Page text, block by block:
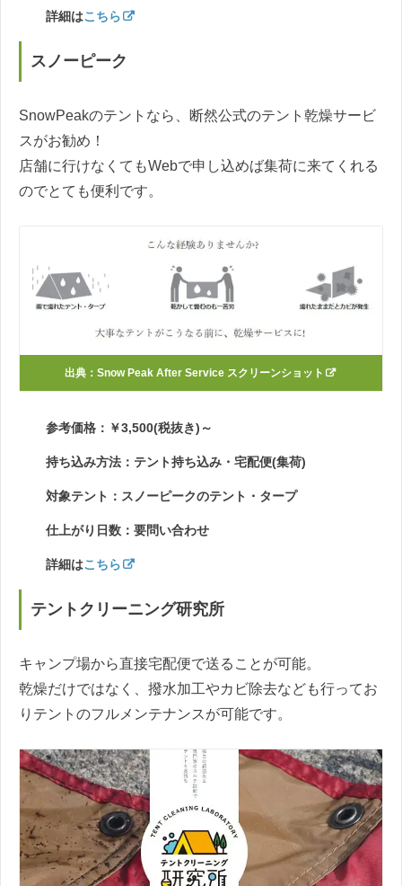
詳細はこちら
スノーピーク
SnowPeakのテントなら、断然公式のテント乾燥サービ
スがお勧め！
店舗に行けなくてもWebで申し込めば集荷に来てくれる
のでとても便利です。
出典： Snow Peak After Service スクリーンショット
参考価格：￥3,500(税抜き)～
持ち込み方法：テント持ち込み・宅配便(集荷)
対象テント：スノーピークのテント・タープ
仕上がり日数：要問い合わせ
詳細はこちら
テントクリーニング研究所
キャンプ場から直接宅配便で送ることが可能。
乾燥だけではなく、撥水加工やカビ除去なども行ってお
りテントのフルメンテナンスが可能です。